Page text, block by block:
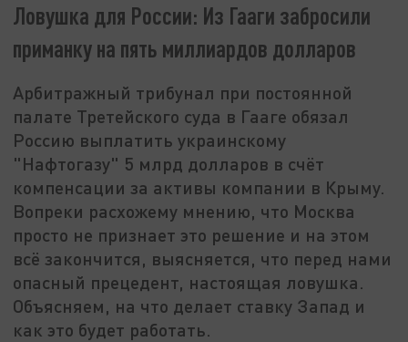
Ловушка для России: Из Гааги забросили
приманку на пять миллиардов долларов
Арбитражный трибунал при постоянной
палате Третейского суда в Гааге обязал
Россию выплатить украинскому
"Нафтогазу" 5 млрд долларов в счёт
компенсации за активы компании в Крыму.
Вопреки расхожему мнению, что Москва
просто не признает это решение и на этом
всё закончится, выясняется, что перед нами
опасный прецедент, настоящая ловушка.
Объясняем, на что делает ставку Запад и
как это будет работать.